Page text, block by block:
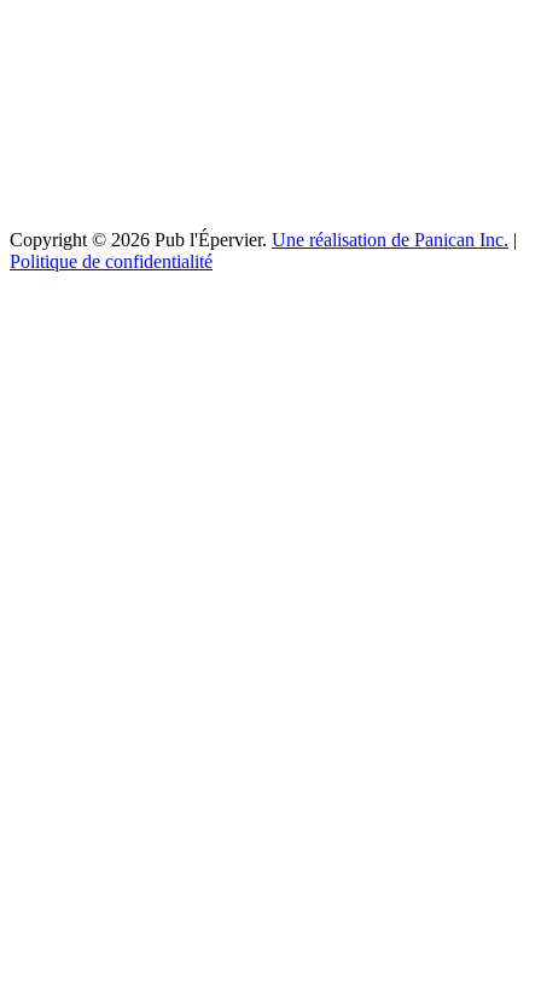
Copyright © 2026 Pub l'Épervier. Une réalisation de Panican Inc. |
Politique de confidentialité